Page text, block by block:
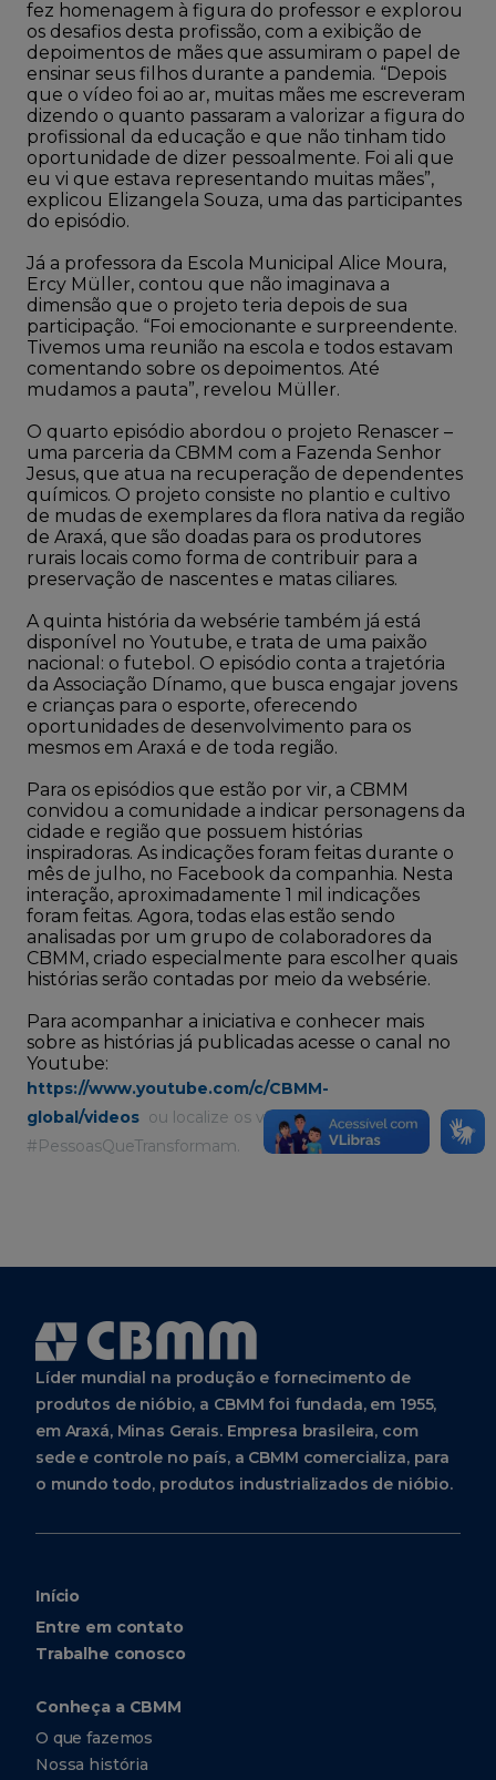
fez homenagem à figura do professor e explorou
os desafios desta profissão, com a exibição de
depoimentos de mães que assumiram o papel de
ensinar seus filhos durante a pandemia. “Depois
que o vídeo foi ao ar, muitas mães me escreveram
dizendo o quanto passaram a valorizar a figura do
profissional da educação e que não tinham tido
oportunidade de dizer pessoalmente. Foi ali que
eu vi que estava representando muitas mães”,
explicou Elizangela Souza, uma das participantes
do episódio.
Já a professora da Escola Municipal Alice Moura,
Ercy Müller, contou que não imaginava a
dimensão que o projeto teria depois de sua
participação. “Foi emocionante e surpreendente.
Tivemos uma reunião na escola e todos estavam
comentando sobre os depoimentos. Até
mudamos a pauta”, revelou Müller.
O quarto episódio abordou o projeto Renascer –
uma parceria da CBMM com a Fazenda Senhor
Jesus, que atua na recuperação de dependentes
químicos. O projeto consiste no plantio e cultivo
de mudas de exemplares da flora nativa da região
de Araxá, que são doadas para os produtores
rurais locais como forma de contribuir para a
preservação de nascentes e matas ciliares.
A quinta história da websérie também já está
disponível no Youtube, e trata de uma paixão
nacional: o futebol. O episódio conta a trajetória
da Associação Dínamo, que busca engajar jovens
e crianças para o esporte, oferecendo
oportunidades de desenvolvimento para os
mesmos em Araxá e de toda região.
Para os episódios que estão por vir, a CBMM
convidou a comunidade a indicar personagens da
cidade e região que possuem histórias
inspiradoras. As indicações foram feitas durante o
mês de julho, no Facebook da companhia. Nesta
interação, aproximadamente 1 mil indicações
foram feitas. Agora, todas elas estão sendo
analisadas por um grupo de colaboradores da
CBMM, criado especialmente para escolher quais
histórias serão contadas por meio da websérie.
Para acompanhar a iniciativa e conhecer mais
sobre as histórias já publicadas acesse o canal no
Youtube:
https://www.youtube.com/c/CBMM-
global/videos ou localize os vídeos pela
#PessoasQueTransformam.
Líder mundial na produção e fornecimento de
produtos de nióbio, a CBMM foi fundada, em 1955,
em Araxá, Minas Gerais. Empresa brasileira, com
sede e controle no país, a CBMM comercializa, para
o mundo todo, produtos industrializados de nióbio.
Início
Entre em contato
Trabalhe conosco
Conheça a CBMM
O que fazemos
Nossa história